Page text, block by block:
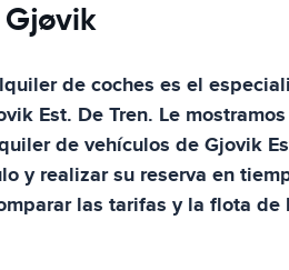
de coches es el
Est. De Tren. Le
de vehículos deGjovik
y realizar su reserva en
las tarifas y la flota de